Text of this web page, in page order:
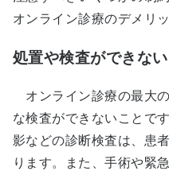
オンライン診療のデメリ
処置や検査ができない
オンライン診療の最大
な検査ができないことで
影などの診断検査は、患
ります。また、手術や緊